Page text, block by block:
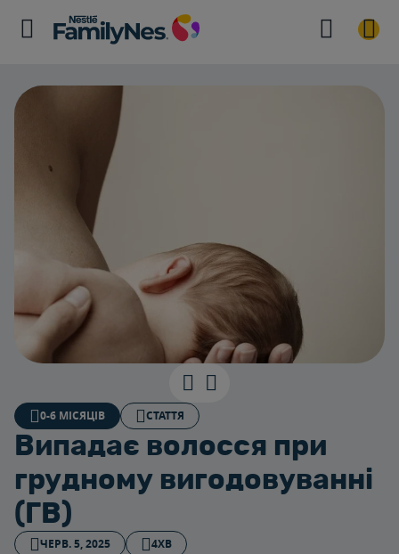
0-6 МІСЯЦІВ СТАТТЯ
Випадає волосся при
грудному вигодовуванні
(ГВ)
ЧЕРВ. 5, 2025 4ХВ